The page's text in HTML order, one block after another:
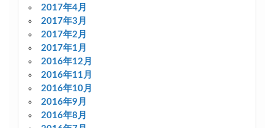
2017年4月
2017年3月
2017年2月
2017年1月
2016年12月
2016年11月
2016年10月
2016年9月
2016年8月